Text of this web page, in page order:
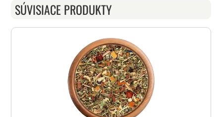
SÚVISIACE PRODUKTY